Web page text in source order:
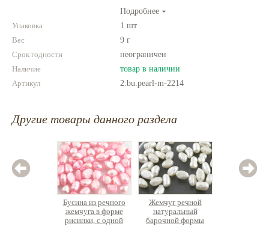
Комбинируйте различные цвета и
размеры. Фантазируйте!
Подробнее
Упаковка
1 шт
Вес
9 г
Срок годности
неограничен
Наличие
товар в наличии
Артикул
2.bu.pearl-m-2214
Другие товары данного раздела
Бусина из речного
жемчуга в форме
рисинки, с одной
Жемчуг речной
натуральный
барочной формы